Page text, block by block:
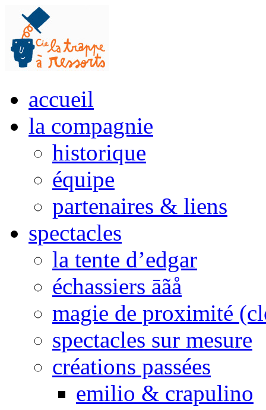
accueil
la compagnie
historique
équipe
partenaires & liens
spectacles
la tente d’edgar
échassiers āãå
magie de proximité
spectacles sur mesure
créations passées
emilio & crapulino